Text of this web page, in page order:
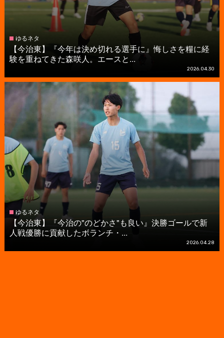
ゆるネタ
【今治東】『今年は決め切れる選手に』悔しさを糧に経
験を重ねてきた森咲人。エースと...
2026.04.30
ゆるネタ
【今治東】『今治の"のどかさ"も良い』決勝ゴールで新
人戦優勝に貢献したボランチ・...
2026.04.28